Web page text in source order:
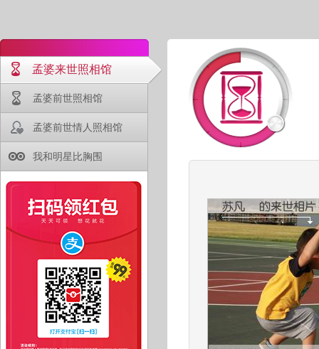
孟婆来世照相馆
孟婆前世照相馆
孟婆前世情人照相馆
我和明星比胸围